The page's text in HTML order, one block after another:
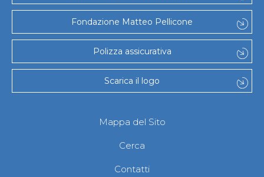
Fondazione Matteo Pellicone
Polizza assicurativa
Scarica il logo
Mappa del Sito
Cerca
Contatti